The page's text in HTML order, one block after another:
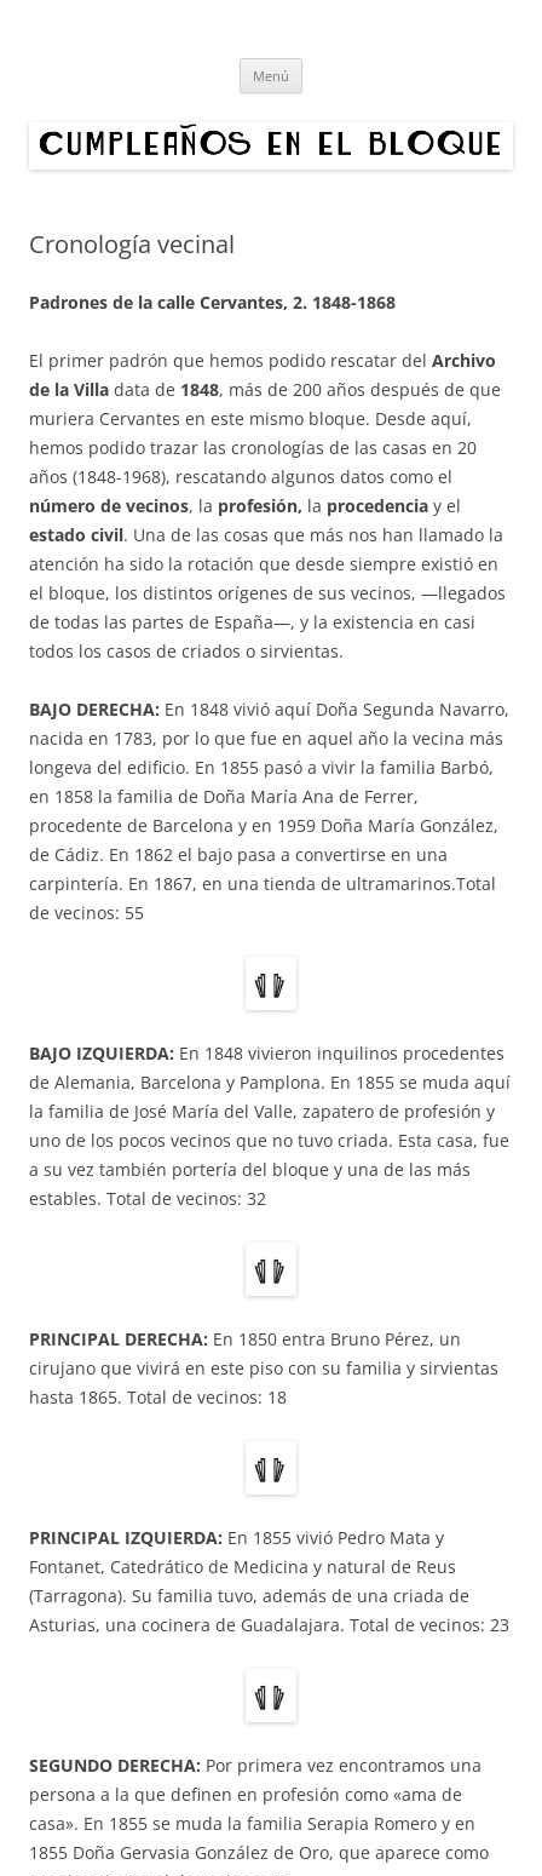
Organizamos exposiciones en bloques de Madrid. ¿Quieres hacer un
Menú
Cronología vecinal
Padrones de la calle Cervantes, 2. 1848-1868
El primer padrón que hemos podido rescatar del Archivo
de la Villa data de 1848, más de 200 años después de que
muriera Cervantes en este mismo bloque. Desde aquí,
hemos podido trazar las cronologías de las casas en 20
años (1848-1968), rescatando algunos datos como el
número de vecinos, la profesión, la procedencia y el
estado civil. Una de las cosas que más nos han llamado la
atención ha sido la rotación que desde siempre existió en
el bloque, los distintos orígenes de sus vecinos, —llegados
de todas las partes de España—, y la existencia en casi
todos los casos de criados o sirvientas.
BAJO DERECHA: En 1848 vivió aquí Doña Segunda Navarro,
nacida en 1783, por lo que fue en aquel año la vecina más
longeva del edificio. En 1855 pasó a vivir la familia Barbó,
en 1858 la familia de Doña María Ana de Ferrer,
procedente de Barcelona y en 1959 Doña María González,
de Cádiz. En 1862 el bajo pasa a convertirse en una
carpintería. En 1867, en una tienda de ultramarinos.Total
de vecinos: 55
BAJO IZQUIERDA: En 1848 vivieron inquilinos procedentes
de Alemania, Barcelona y Pamplona. En 1855 se muda aquí
la familia de José María del Valle, zapatero de profesión y
uno de los pocos vecinos que no tuvo criada. Esta casa, fue
a su vez también portería del bloque y una de las más
estables. Total de vecinos: 32
PRINCIPAL DERECHA: En 1850 entra Bruno Pérez, un
cirujano que vivirá en este piso con su familia y sirvientas
hasta 1865. Total de vecinos: 18
PRINCIPAL IZQUIERDA: En 1855 vivió Pedro Mata y
Fontanet, Catedrático de Medicina y natural de Reus
(Tarragona). Su familia tuvo, además de una criada de
Asturias, una cocinera de Guadalajara. Total de vecinos: 23
SEGUNDO DERECHA: Por primera vez encontramos una
persona a la que definen en profesión como «ama de
casa». En 1855 se muda la familia Serapia Romero y en
1855 Doña Gervasia González de Oro, que aparece como